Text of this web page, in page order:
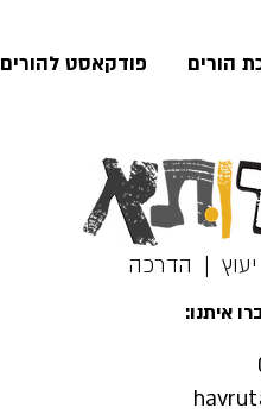
הורים פודקאסט להורים
יעוץ | הדרכה
איתנו: